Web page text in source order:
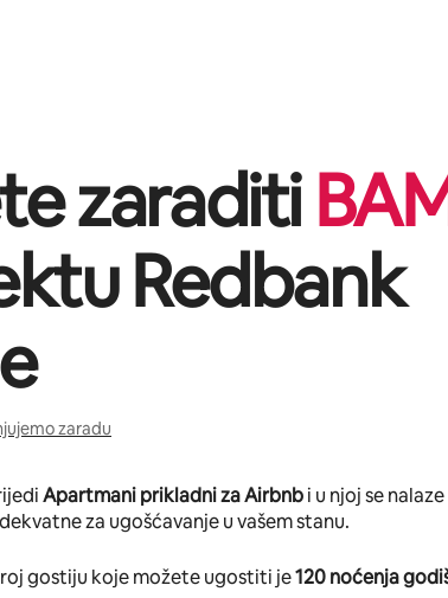
zaraditi
Redbank
zaradu
Apartmani prikladni za Airbnbi u njoj se nalaze
za ugošćavanje u vašem stanu.
gostiju koje možete ugostiti je120 noćenja